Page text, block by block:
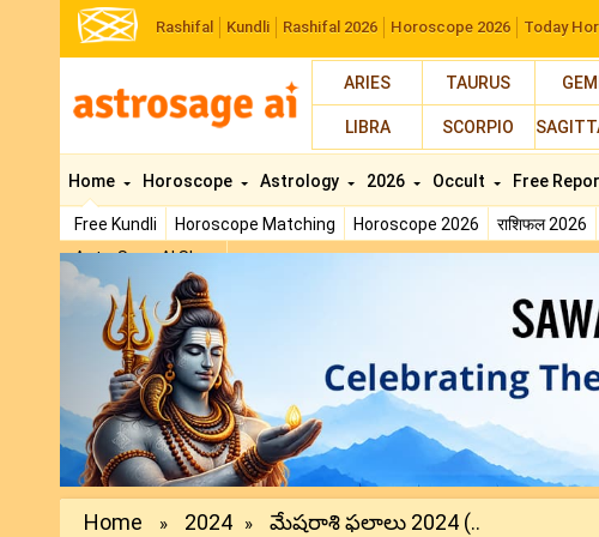
Rashifal Kundli Rashifal 2026 Horoscope 2026 Today
ARIES TAURUS
LIBRA SCORPIO
Home
Free Kundli Horoscope Matching Horoscope 2026 राशिफल 2026
AstroSage AI Shop
Horoscope Astrology 2026 Occult Free
Previous
Home » 2024 » మేషరాశి ఫలాలు 2024 (..